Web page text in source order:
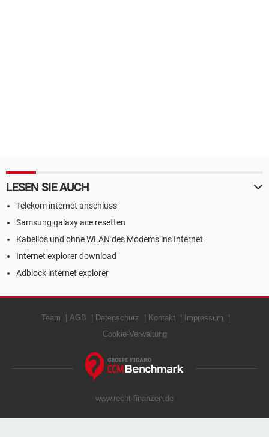
LESEN SIE AUCH
Telekom internet anschluss
Samsung galaxy ace resetten
Kabellos und ohne WLAN des Modems ins Internet
Internet explorer download
Adblock internet explorer
Team AGB Datenschutz Kontakt
Impressum
Cookie-Verwaltung
www.recht-finanzen.de